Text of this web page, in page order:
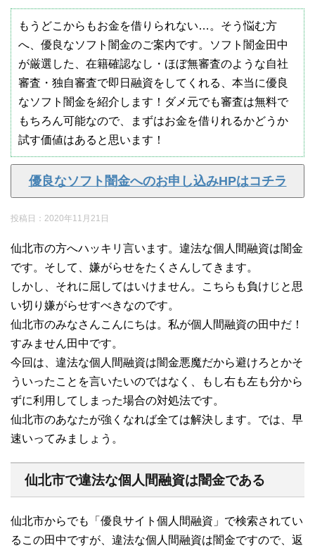
もうどこからもお金を借りられない…。そう悩む方
へ、優良なソフト闇金のご案内です。ソフト闇金田中
が厳選した、在籍確認なし・ほぼ無審査のような自社
審査・独自審査で即日融資をしてくれる、本当に優良
なソフト闇金を紹介します！ダメ元でも審査は無料で
もちろん可能なので、まずはお金を借りれるかどうか
試す価値はあると思います！
優良なソフト闇金へのお申し込みHPはコチラ
投稿日： 2020年11月21日
仙北市の方へハッキリ言います。違法な個人間融資は闇金
です。そして、嫌がらせをたくさんしてきます。
しかし、それに屈してはいけません。こちらも負けじと思
い切り嫌がらせすべきなのです。
仙北市のみなさんこんにちは。私が個人間融資の田中だ！
すみません田中です。
今回は、違法な個人間融資は闇金悪魔だから避けろとかそ
ういったことを言いたいのではなく、もし右も左も分から
ずに利用してしまった場合の対処法です。
仙北市のあなたが強くなれば全ては解決します。では、早
速いってみましょう。
仙北市で違法な個人間融資は闇金である
仙北市からでも「優良サイト個人間融資」で検索されてい
るこの田中ですが、違法な個人間融資は闇金ですので、返